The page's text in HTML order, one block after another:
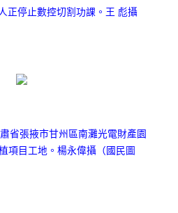
正停止數控切割功課。王 彪攝
張掖市甘州區南灘光電財產園
項目工地。楊永偉攝（國民圖